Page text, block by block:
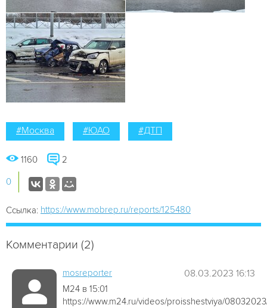
#Москва #ЮАО #ДТП
1160 2
0
Ссылка: https://www.mobrep.ru/reports/125480
Комментарии (2)
mosreporter 08.03.2023 16:13
М24 в 15:01
https://www.m24.ru/videos/proisshestviya/